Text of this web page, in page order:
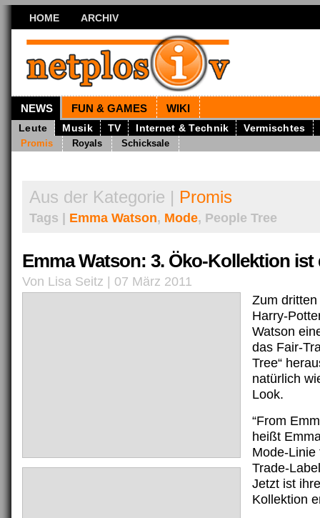
HOME ARCHIV
NEWS FUN & GAMES WIKI
Leute Musik TV Internet & Technik Vermischtes
Promis Royals Schicksale
Aus der Kategorie | Promis
Tags | Emma Watson, Mode, People Tree
Emma Watson: 3. Öko-Kollektion ist
Von Lisa Seitz | 07 März 2011
Zum
Harry-
Watson
das Fair-
Tree“
natürlich
Look.
“From
heißt
Mode-Linie
Trade-
Jetzt ist
Kollektion